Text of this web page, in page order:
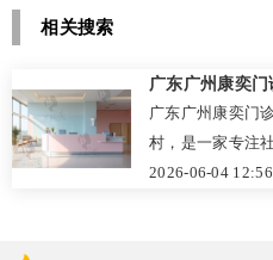
相关搜索
广东广州康奕门
广东广州康奕门
村，是一家专注
层医疗机构。这
2026-06-04